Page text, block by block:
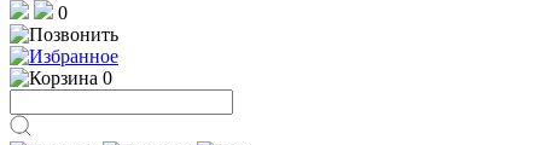
0
0